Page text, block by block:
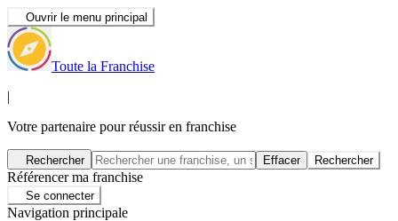
Ouvrir le menu principal
Toute la Franchise
|
Votre partenaire pour réussir en franchise
Rechercher Effacer Rechercher
Référencer ma franchise
Se connecter
Navigation principale